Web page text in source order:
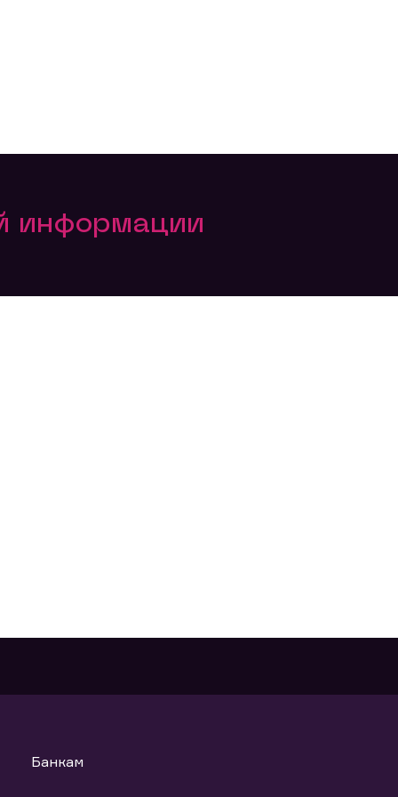
информации
Банкам